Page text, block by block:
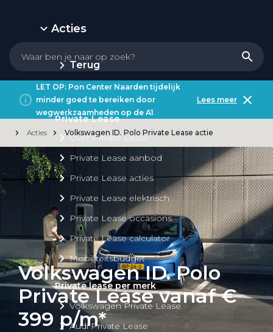
Acties
Terug
Private Lease
Over Private Lease
Private Lease aanbod
Private Lease acties
Private Lease elektrisch
Private Lease occasions
Private Lease calculator
Mobiliteitsbudget
Private lease per merk
Volkswagen Private Lease
Audi Private Lease
LET OP: Pon Center Naarden tijdelijk
minder goed te bereiken door
wegwerkzaamheden op de A1
Lees meer
Acties Volkswagen ID. Polo Private Lease actie
Volkswagen ID. Polo
Private Lease vanaf €
399 p/m*